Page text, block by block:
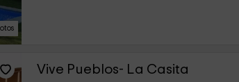
Vive Pueblos- La Casita